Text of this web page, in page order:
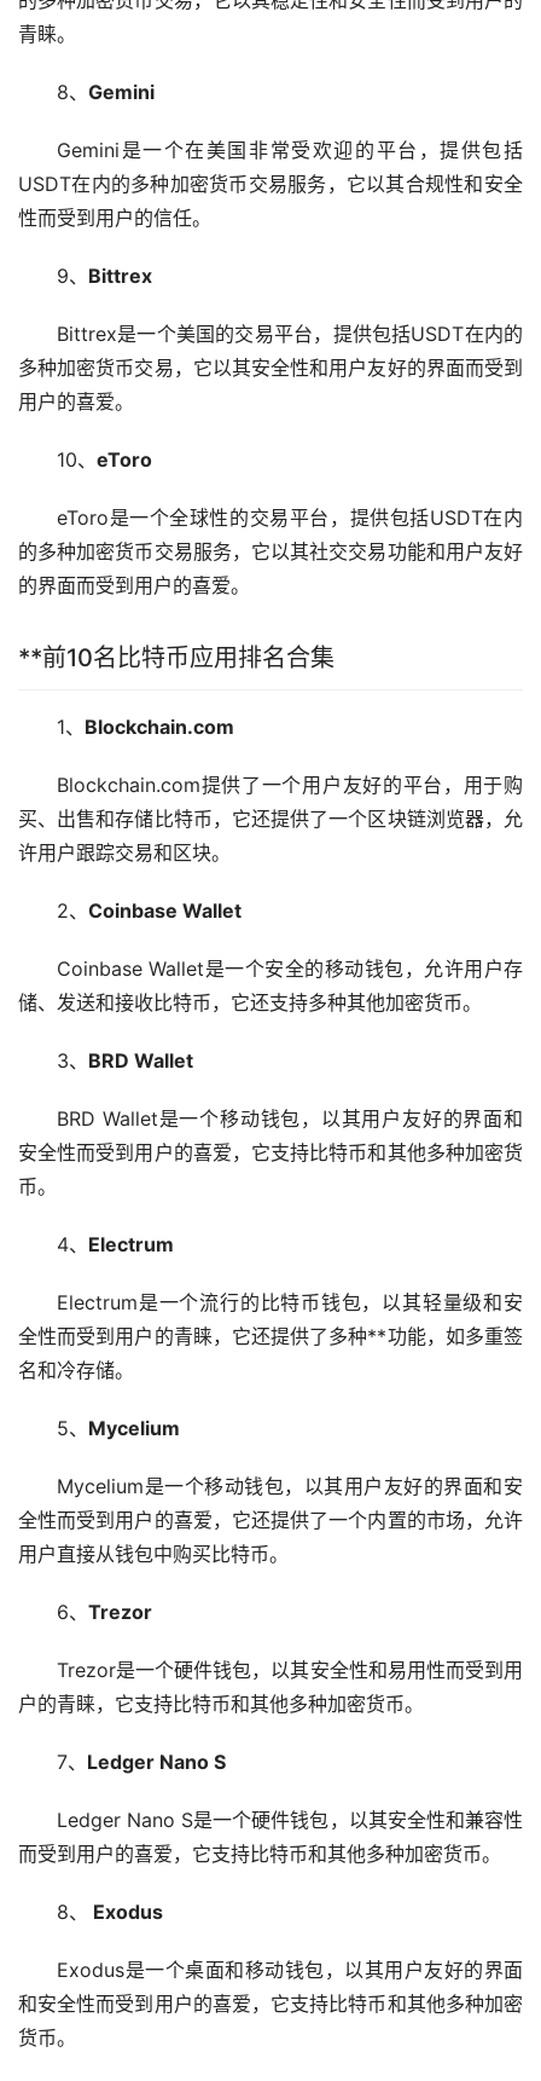
青睐。
8、 Gemini
Gemini是一个在美国非常受欢迎的平台，提供包括
USDT在内的多种加密货币交易服务，它以其合规性和安全
性而受到用户的信任。
9、 Bittrex
Bittrex是一个美国的交易平台，提供包括USDT在内的
多种加密货币交易，它以其安全性和用户友好的界面而受到
用户的喜爱。
10、 eToro
eToro是一个全球性的交易平台，提供包括USDT在内
的多种加密货币交易服务，它以其社交交易功能和用户友好
的界面而受到用户的喜爱。
**前10名比特币应用排名合集
1、 Blockchain.com
Blockchain.com提供了一个用户友好的平台，用于购
买、出售和存储比特币，它还提供了一个区块链浏览器，允
许用户跟踪交易和区块。
2、 Coinbase Wallet
Coinbase Wallet是一个安全的移动钱包，允许用户存
储、发送和接收比特币，它还支持多种其他加密货币。
3、 BRD Wallet
BRD Wallet是一个移动钱包，以其用户友好的界面和
安全性而受到用户的喜爱，它支持比特币和其他多种加密货
币。
4、 Electrum
Electrum是一个流行的比特币钱包，以其轻量级和安
全性而受到用户的青睐，它还提供了多种**功能，如多重签
名和冷存储。
5、 Mycelium
Mycelium是一个移动钱包，以其用户友好的界面和安
全性而受到用户的喜爱，它还提供了一个内置的市场，允许
用户直接从钱包中购买比特币。
6、 Trezor
Trezor是一个硬件钱包，以其安全性和易用性而受到用
户的青睐，它支持比特币和其他多种加密货币。
7、 Ledger Nano S
Ledger Nano S是一个硬件钱包，以其安全性和兼容性
而受到用户的喜爱，它支持比特币和其他多种加密货币。
8、 Exodus
Exodus是一个桌面和移动钱包，以其用户友好的界面
和安全性而受到用户的喜爱，它支持比特币和其他多种加密
货币。